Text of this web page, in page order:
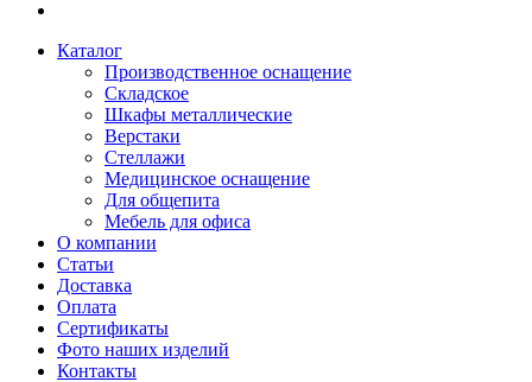
Каталог
Производственное оснащение
Складское
Шкафы металлические
Верстаки
Стеллажи
Медицинское оснащение
Для общепита
Мебель для офиса
О компании
Статьи
Доставка
Оплата
Сертификаты
Фото наших изделий
Контакты